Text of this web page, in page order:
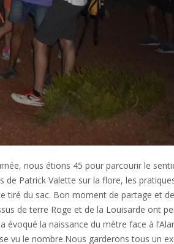
nous étions 45 pour parcourir le
Patrick Valette sur la flore, les
tiré du sac. Bon moment de partage et de
de terre Roge et de la Louisarde ont
la naissance du mètre face à
vu le nombre.Nous garderons tous un